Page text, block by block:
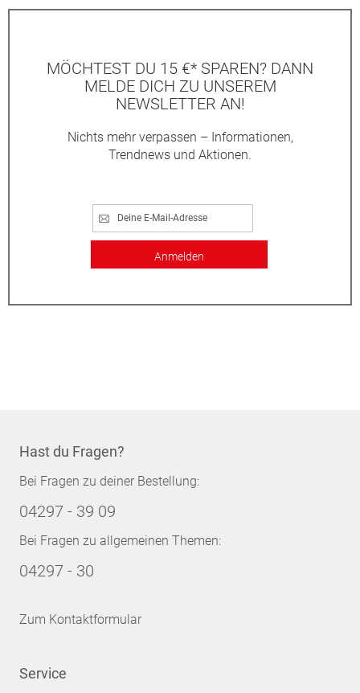
MÖCHTEST DU 15 €* SPAREN? DANN
MELDE DICH ZU UNSEREM
NEWSLETTER AN!
Nichts mehr verpassen – Informationen,
Trendnews und Aktionen.
Anmelden
Hast du Fragen?
Bei Fragen zu deiner Bestellung:
04297 - 39 09
Bei Fragen zu allgemeinen Themen:
04297 - 30
Zum Kontaktformular
Service